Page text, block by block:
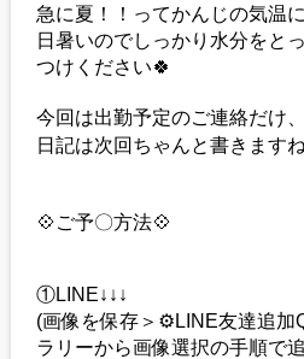
急に夏！！ってかんじの気温
日暑いのでしっかり水分をと
つけください🍀
今回は出勤予定のご連絡だけ
日記は次回ちゃんと書きま
💠ご予〇方法💠
①LINE↓↓↓
(画像を保存＞⚙️LINE友達追加
ラリーから画像選択の手順で